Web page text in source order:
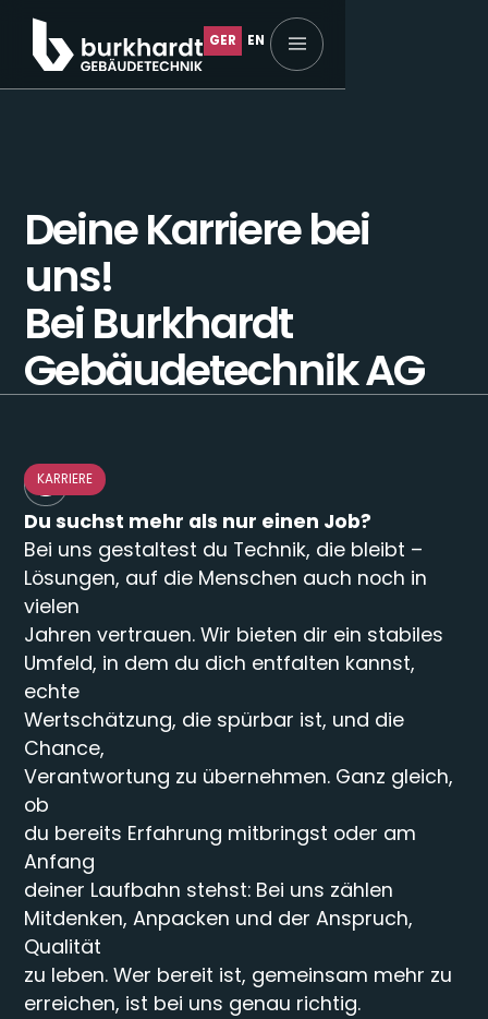
Über uns
Karriere
Projekte
Kontakt
GER EN
Deine Karriere bei
uns!
Bei Burkhardt
Gebäudetechnik AG
KARRIERE
Du suchst mehr als nur einen Job?
Bei uns gestaltest du Technik, die bleibt –
Lösungen, auf die Menschen auch noch in
vielen
Jahren vertrauen. Wir bieten dir ein stabiles
Umfeld, in dem du dich entfalten kannst,
echte
Wertschätzung, die spürbar ist, und die
Chance,
Verantwortung zu übernehmen. Ganz gleich,
ob
du bereits Erfahrung mitbringst oder am
Anfang
deiner Laufbahn stehst: Bei uns zählen
Mitdenken, Anpacken und der Anspruch,
Qualität
zu leben. Wer bereit ist, gemeinsam mehr zu
erreichen, ist bei uns genau richtig.